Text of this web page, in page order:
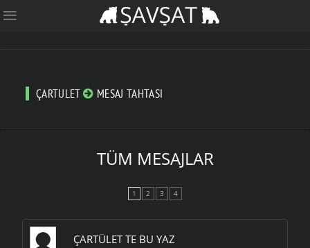
ÇARTULET MESAJ TAHTASI
TÜM MESAJLAR
1 2 3 4
ÇARTÜLET TE BU YAZ